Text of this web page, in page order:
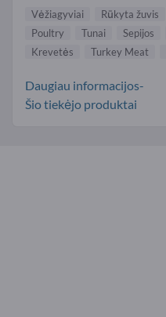
Vėžiagyviai Rūkyta žuvis
Poultry
Tunai Sepijos
Krevetės
Turkey Meat
Daugiau informacijos-
Šio tiekėjo produktai